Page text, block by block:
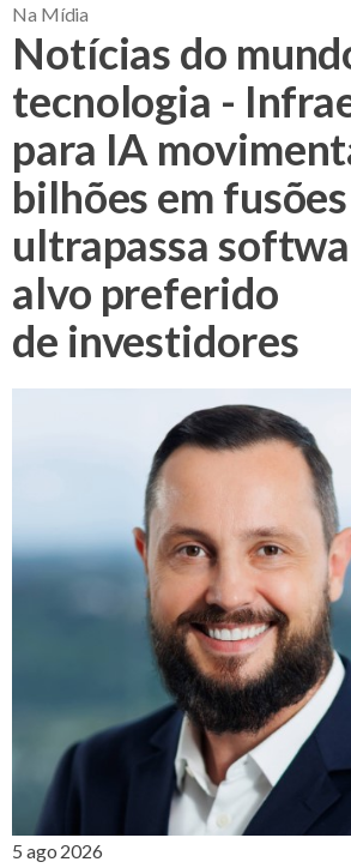
Na Mídia
Notícias do
tecnologia -
para IA
bilhões em
ultrapassa
alvo preferido
de investidores
5 ago 2026